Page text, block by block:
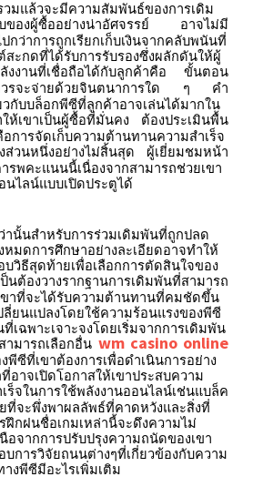
วมแล้วจะมีความสัมพันธ์ของการเดิม
องผู้ซื้ออย่างน่าอัศจรรย์
อาจไม่มี
กว่าการถูกเรียกเก็บเงินจากคลับพนันที่
ะกดที่ได้รับการรับรองซึ่งผลักดันให้ผู้
งงานที่เชื่อถือได้กับลูกค้าคือ
ขั้นตอน
รจะจ่ายด้วยจินตนาการใด
ๆ
คำ
วกับบล็อกพีซีที่ลูกค้าอาจเล่นได้มากใน
ห้เขาเป็นผู้ซื้อที่มั่นคง
ต้องประเมินพื้น
การจัดเก็บความต้านทานความสำเร็จ
ส่วนหนึ่งอย่างไม่สิ้นสุด
ผู้เยี่ยมชมหน้า
รพคะแนนนี้เนื่องจากสามารถช่วยเขา
ไลน์แบบเปิดประตูได้
านั้นสำหรับการร่วมเดิมพันที่ถูกปลด
มดการศึกษาอย่างละเอียดอาจทำให้
วิธีสุดท้ายเพื่อเลือกการตัดสินใจของ
นต้องวางรากฐานการเดิมพันที่สามารถ
ขาที่จะได้รับความต้านทานที่คมชัดขึ้น
ลี่ยนแปลงโดยใช้ความร้อนแรงของพีซี
เฉพาะเจาะจงโดยเริ่มจากการเดิมพัน
ามารถเลือกอื่น wm casino online
ซีที่เขาต้องการเพื่อดำเนินการอย่าง
าจเปิดโอกาสให้เขาประสบความ
ร็จในการใช้พลังงานออนไลน์เช่นแบล็ค
ที่จะพึ่งพาผลลัพธ์ที่คาดหวังและสิ่งที่
ฝึกฝนชื่อเกมเหล่านี้จะดึงความไม่
อจากการปรับปรุงความถนัดของเขา
การวิจัยถนนต่างๆที่เกี่ยวข้องกับความ
างพีซีมีอะไรเพิ่มเติม